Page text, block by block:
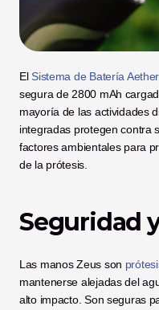
El Sistema de Batería Aether
segura de 2800 mAh
mayoría de las actividades
integradas protegen contra
factores ambientales para
de la prótesis.
Seguridad
Las manos Zeus son
mantenerse alejadas del
alto impacto. Son seguras